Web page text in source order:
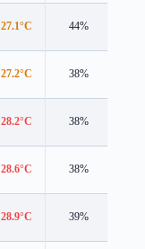
27.1°C 44%
27.2°C 38%
28.2°C 38%
28.6°C 38%
28.9°C 39%